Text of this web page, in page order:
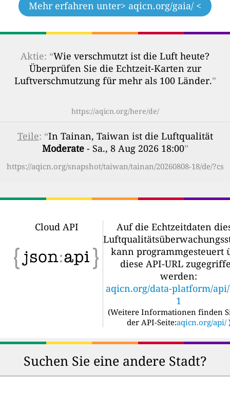
Mehr erfahren unter> aqicn.org/gaia/ <
Aktie: “Wie verschmutzt ist die Luft heute?
Überprüfen Sie die Echtzeit-Karten zur
Luftverschmutzung für mehr als 100 Länder.”
https://aqicn.org/here/de/
Teile: “In Tainan, Taiwan ist die Luftqualität
Moderate- Sa., 8 Aug 2026 18:00”
https://aqicn.org/snapshot/taiwan/tainan/20260808-18/de/?cs
Cloud API
Auf die Echtzeitdaten
kann programmgesteuert
diese API-URL
werden:
aqicn.org/data-platform/
1
(Weitere Informationen finden
der API-Seite:aqicn.org/api/
Suchen Sie eine andere Stadt?